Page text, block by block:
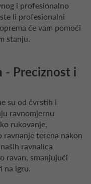
i profesionalno
li profesionalni
će vam pomoći
stanju.
- Preciznost i
su od čvrstih i
ravnomjernu
rukovanje,
ravnanje terena nakon
ravnalica
ravan, smanjujući
na igru.